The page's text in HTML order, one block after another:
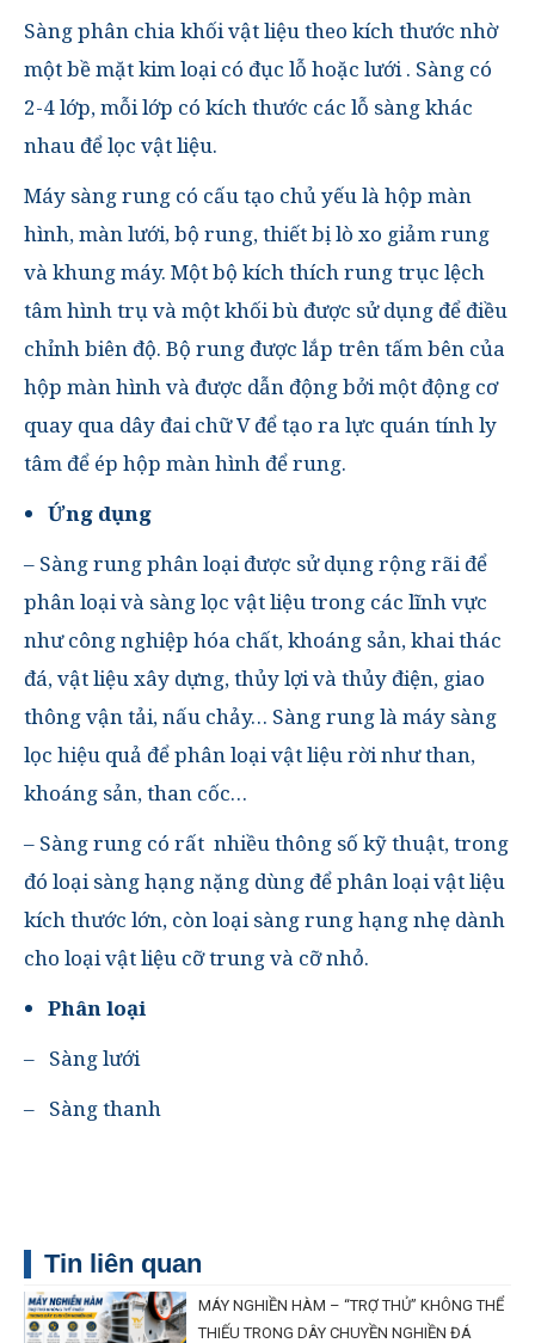
Sàng phân chia khối vật liệu theo kích thước nhờ
một bề mặt kim loại có đục lỗ hoặc lưới . Sàng có
2-4 lớp, mỗi lớp có kích thước các lỗ sàng khác
nhau để lọc vật liệu.
Máy sàng rung có cấu tạo chủ yếu là hộp màn
hình, màn lưới, bộ rung, thiết bị lò xo giảm rung
và khung máy. Một bộ kích thích rung trục lệch
tâm hình trụ và một khối bù được sử dụng để điều
chỉnh biên độ. Bộ rung được lắp trên tấm bên của
hộp màn hình và được dẫn động bởi một động cơ
quay qua dây đai chữ V để tạo ra lực quán tính ly
tâm để ép hộp màn hình để rung.
Ứng dụng
– Sàng rung phân loại được sử dụng rộng rãi để
phân loại và sàng lọc vật liệu trong các lĩnh vực
như công nghiệp hóa chất, khoáng sản, khai thác
đá, vật liệu xây dựng, thủy lợi và thủy điện, giao
thông vận tải, nấu chảy… Sàng rung là máy sàng
lọc hiệu quả để phân loại vật liệu rời như than,
khoáng sản, than cốc…
– Sàng rung có rất nhiều thông số kỹ thuật, trong
đó loại sàng hạng nặng dùng để phân loại vật liệu
kích thước lớn, còn loại sàng rung hạng nhẹ dành
cho loại vật liệu cỡ trung và cỡ nhỏ.
Phân loại
– Sàng lưới
– Sàng thanh
Tin liên quan
MÁY NGHIỀN HÀM – “TRỢ THỦ” KHÔNG THỂ
THIẾU TRONG DÂY CHUYỀN NGHIỀN ĐÁ